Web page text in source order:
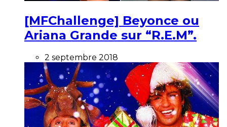
[MFChallenge] Beyonce ou
Ariana Grande sur “R.E.M”.
2 septembre 2018